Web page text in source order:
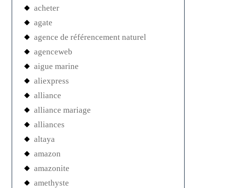
acheter
agate
agence de référencement naturel
agenceweb
aigue marine
aliexpress
alliance
alliance mariage
alliances
altaya
amazon
amazonite
amethyste